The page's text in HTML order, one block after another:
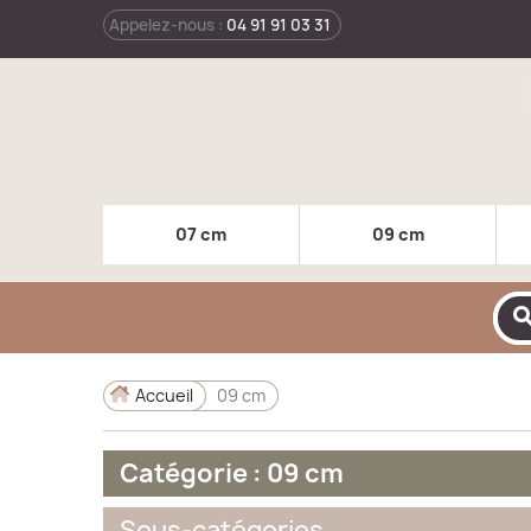
Appelez-nous : 04 91 91 03 31
07 cm 09 cm
Accueil 09 cm
Catégorie : 09 cm